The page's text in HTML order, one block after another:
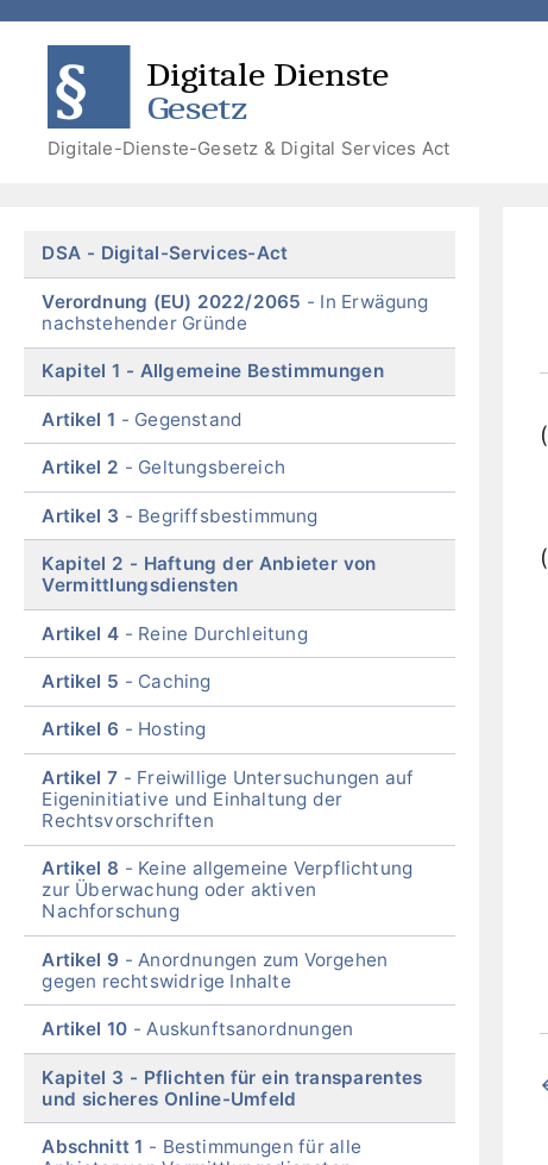
Zum
Inhalt
Zum
Menü
springen
Zum
Menü
springen
Zur
Suche
Digitale-Dienste-Gesetz & Digital Services Act
Skip
menu
DSA Digital-Services-Act
Verordnung (EU) 2022/2065
In Erwägung
nachstehender Gründe
Kapitel 1 Allgemeine Bestimmungen
Artikel 1 Gegenstand
Artikel 2 Geltungsbereich
Artikel 3 Begriffsbestimmung
Kapitel 2
Haftung der Anbieter von
Vermittlungsdiensten
Artikel 4 Reine Durchleitung
Artikel 5 Caching
Artikel 6 Hosting
Artikel 7
Freiwillige Untersuchungen auf
Eigeninitiative und Einhaltung der
Rechtsvorschriften
Artikel 8
Keine allgemeine Verpflichtung
zur Überwachung oder aktiven
Nachforschung
Artikel 9
Anordnungen zum Vorgehen
gegen rechtswidrige Inhalte
Artikel 10 Auskunftsanordnungen
Kapitel 3
Pflichten für ein transparentes
und sicheres Online-Umfeld
Abschnitt 1
Bestimmungen für alle